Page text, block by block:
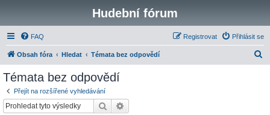
Hudební fórum
FAQ Přihlásit se
Registrovat
Obsah fóra Hledat Témata bez odpovědí
Témata bez odpovědí
Přejít na rozšířené vyhledávání
Hledat